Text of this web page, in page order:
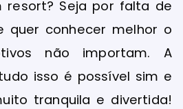
Seja por falta de
quer conhecer melhor o
não importam. A
isso é possível sim e
tranquila e divertida!